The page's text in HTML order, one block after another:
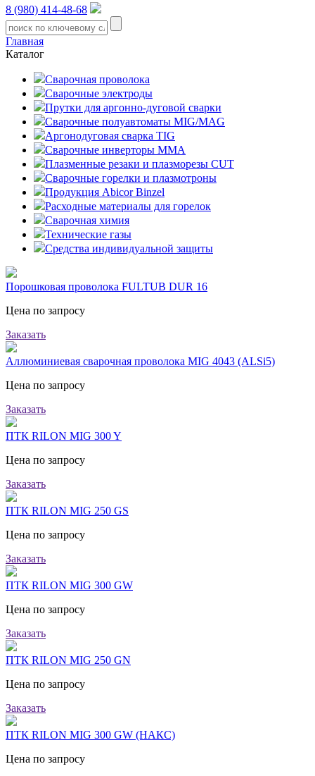
8 (980) 414-48-68
Главная
Каталог
Сварочная проволока
Сварочные электроды
Прутки для аргонно-дуговой сварки
Сварочные полуавтоматы MIG/MAG
Аргонодуговая сварка TIG
Сварочные инверторы MMA
Плазменные резаки и плазморезы CUT
Сварочные горелки и плазмотроны
Продукция Abicor Binzel
Расходные материалы для горелок
Сварочная химия
Технические газы
Средства индивидуальной защиты
Порошковая проволока FULTUB DUR 16
Цена по запросу
Заказать
Аллюминиевая сварочная проволока MIG 4043 (ALSi5)
Цена по запросу
Заказать
ПТК RILON MIG 300 Y
Цена по запросу
Заказать
ПТК RILON MIG 250 GS
Цена по запросу
Заказать
ПТК RILON MIG 300 GW
Цена по запросу
Заказать
ПТК RILON MIG 250 GN
Цена по запросу
Заказать
ПТК RILON MIG 300 GW (НАКС)
Цена по запросу